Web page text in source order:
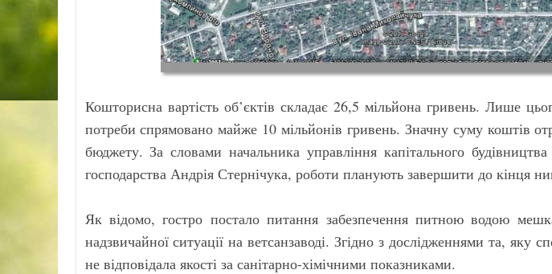
Кошторисна вартість об’єктів складає 26,5 мільйона гривень. Лише
потреби спрямовано майже 10 мільйонів гривень. Значну суму коштів
бюджету. За словами начальника управління капітального
господарства Андрія Стернічука, роботи планують завершити до кінця
Як відомо, гостро постало питання забезпечення питною водою
надзвичайної ситуації на ветсанзаводі. Згідно з дослідженнями та, яку
не відповідала якості за санітарно-хімічними показниками.